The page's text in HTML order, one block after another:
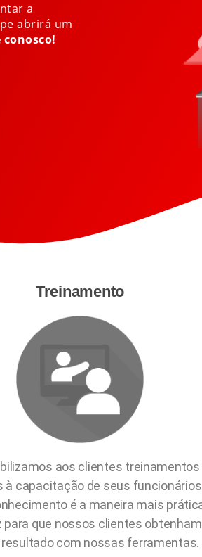
a
abrirá um
conosco!
Treinamento
aos clientes treinamentos
à capacitação de seus
é a maneira mais
para que nossos clientes obtenham
com nossas ferramentas.